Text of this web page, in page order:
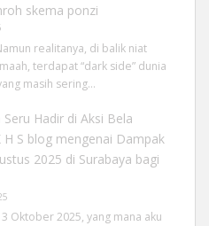
skema ponzi
realitanya, di balik niat
terdapat “dark side” dunia
masih sering…
Hadir di Aksi Bela
H S blogmengenai Dampak
2025 di Surabaya bagi
Oktober 2025, yang mana aku